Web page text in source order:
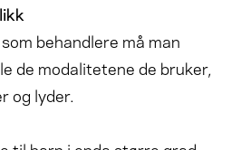
behandlere må man
de modalitetene de bruker,
og lyder.